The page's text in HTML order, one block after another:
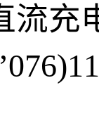
流充